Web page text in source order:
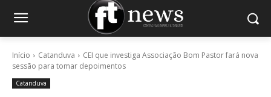
Início Catanduva
CEI que investiga Associação Bom Pastor fará nova
sessão para tomar depoimentos
Catanduva